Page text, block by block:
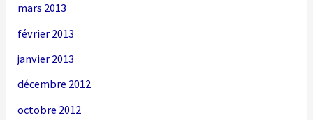
mars 2013
février 2013
janvier 2013
décembre 2012
octobre 2012